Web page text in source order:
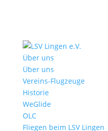
Über uns
Über uns
Vereins-Flugzeuge
Historie
WeGlide
OLC
Fliegen beim LSV Lingen